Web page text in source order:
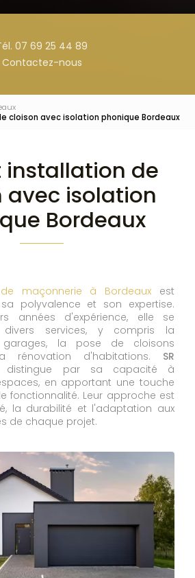
07 69 25 44 89
Contactez-nous
cloison avec isolation phonique Bordeaux
installation de
avec isolation
Bordeaux
maçonnerie à Bordeaux est
polyvalence et son expertise.
années d'expérience, elle se
divers services, y compris la
la pose de cloisons
rénovation d'habitations. SR
par sa capacité à
en apportant une touche
fonctionnalité. Leur approche est
la durabilité et l'adaptation aux
de chaque projet.